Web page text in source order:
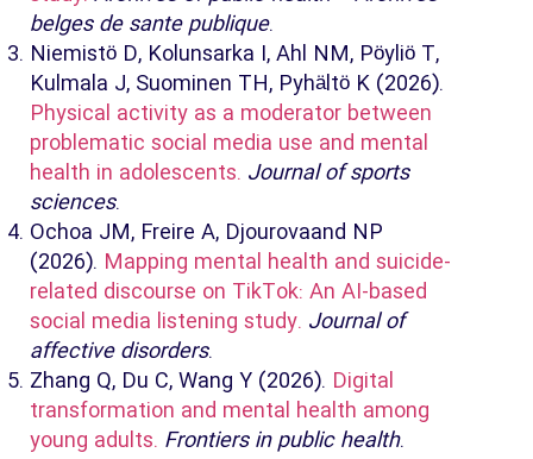
belges de sante publique.
Niemistö D, Kolunsarka I, Ahl NM, Pöyliö T,
Kulmala J, Suominen TH, Pyhältö K (2026).
Physical activity as a moderator between
problematic social media use and mental
health in adolescents. Journal of sports
sciences.
Ochoa JM, Freire A, Djourovaand NP
(2026). Mapping mental health and suicide-
related discourse on TikTok: An AI-based
social media listening study. Journal of
affective disorders.
Zhang Q, Du C, Wang Y (2026). Digital
transformation and mental health among
young adults. Frontiers in public health.